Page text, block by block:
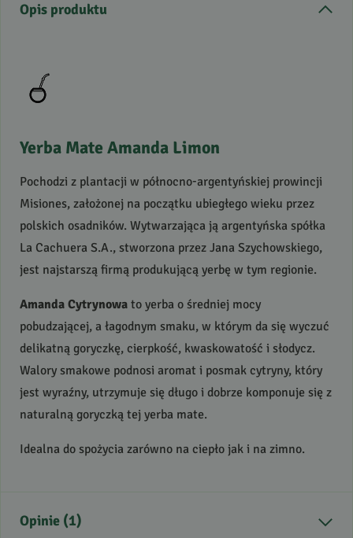
Opis produktu
Yerba Mate Amanda Limon
Pochodzi z plantacji w północno-argentyńskiej prowincji
Misiones, założonej na początku ubiegłego wieku przez
polskich osadników. Wytwarzająca ją argentyńska spółka
La Cachuera S.A., stworzona przez Jana Szychowskiego,
jest najstarszą firmą produkującą yerbę w tym regionie.
Amanda Cytrynowa to yerba o średniej mocy
pobudzającej, a łagodnym smaku, w którym da się wyczuć
delikatną goryczkę, cierpkość, kwaskowatość i słodycz.
Walory smakowe podnosi aromat i posmak cytryny, który
jest wyraźny, utrzymuje się długo i dobrze komponuje się z
naturalną goryczką tej yerba mate.
Idealna do spożycia zarówno na ciepło jak i na zimno.
Opinie (1)